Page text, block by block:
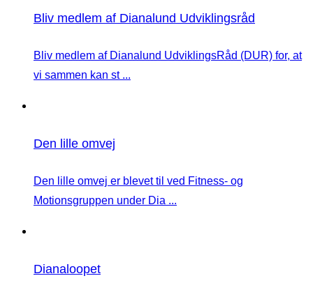
Bliv medlem af Dianalund Udviklingsråd
Bliv medlem af Dianalund UdviklingsRåd (DUR) for, at
vi sammen kan st ...
Den lille omvej
Den lille omvej er blevet til ved Fitness- og
Motionsgruppen under Dia ...
Dianaloopet